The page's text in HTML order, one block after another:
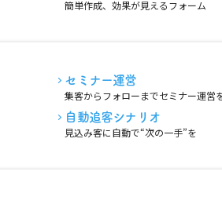
簡単作成、効果が見えるフォーム
セミナー運営
集客からフォローまでセミナー運営
自動追客シナリオ
見込み客に自動で“次の一手”を